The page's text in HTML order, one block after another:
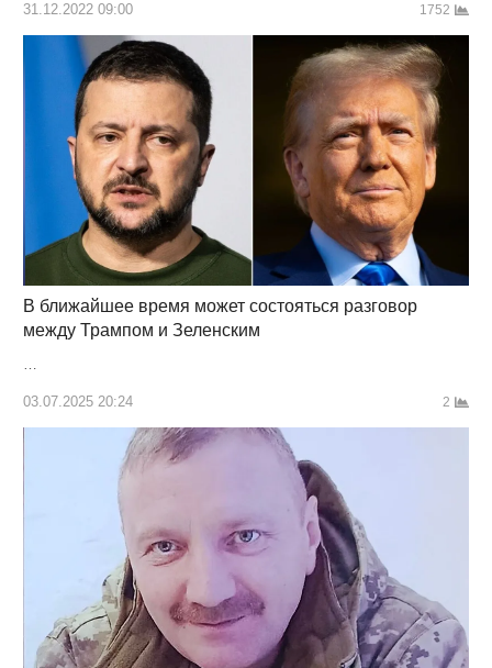
31.12.2022 09:00 1752
В ближайшее время может состояться разговор
между Трампом и Зеленским
…
03.07.2025 20:24 2